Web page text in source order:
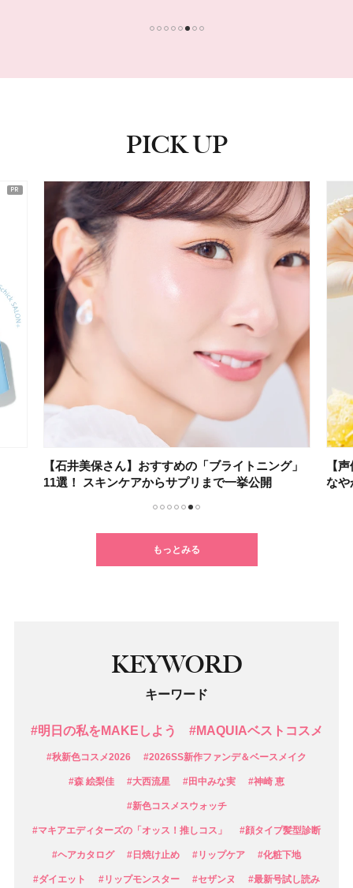
PICK UP
【石井美保さん】おすすめの「ブライトニング」
11選！ スキンケアからサプリまで一挙公開
【
なや
もっとみる
KEYWORD
キーワード
#明日の私をMAKEしよう #MAQUIAベストコスメ
#秋新色コスメ2026 #2026SS新作ファンデ＆ベースメイク
#森 絵梨佳 #大西流星 #田中みな実 #神崎 恵
#新色コスメスウォッチ
#マキアエディターズの「オッス！推しコス」 #顔タイプ髪型診断
#ヘアカタログ #日焼け止め #リップケア #化粧下地
#ダイエット #リップモンスター #セザンヌ #最新号試し読み